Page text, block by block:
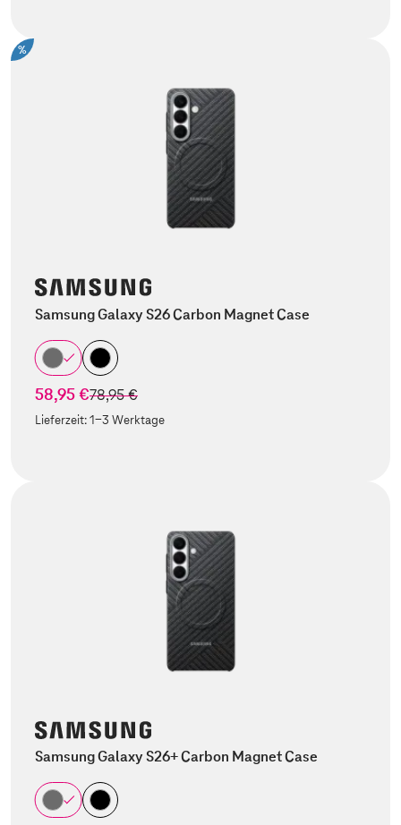
%
Samsung Galaxy S26 Carbon Magnet Case
58,95 €statt
78,95 €
Lieferzeit:1-3 Werktage
Samsung Galaxy S26+ Carbon Magnet Case